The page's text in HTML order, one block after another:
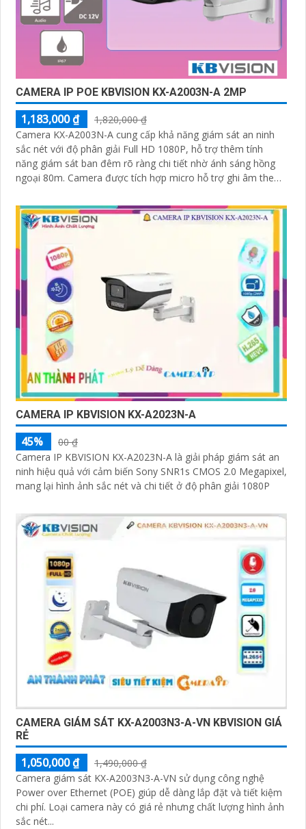
CAMERA IP POE KBVISION KX-A2003N-A 2MP
1,183,000 ₫
1,820,000 ₫
Camera KX-A2003N-A cung cấp khả năng giám sát an ninh
sắc nét với độ phân giải Full HD 1080P, hỗ trợ thêm tính
năng giám sát ban đêm rõ ràng chi tiết nhờ ánh sáng hồng
ngoại 80m. Camera được tích hợp micro hỗ trợ ghi âm theo
CAMERA IP KBVISION KX-A2023N-A
45%
00 ₫
Camera IP KBVISION KX-A2023N-A là giải pháp giám sát an
ninh hiệu quả với cảm biến Sony SNR1s CMOS 2.0 Megapixel,
mang lại hình ảnh sắc nét và chi tiết ở độ phân giải 1080P
CAMERA GIÁM SÁT KX-A2003N3-A-VN KBVISION GIÁ
RẺ
1,050,000 ₫
1,490,000 ₫
Camera giám sát KX-A2003N3-A-VN sử dụng công nghệ
Power over Ethernet (POE) giúp dễ dàng lắp đặt và tiết kiệm
chi phí. Loại camera này có giá rẻ nhưng chất lượng hình ảnh
sắc nét...